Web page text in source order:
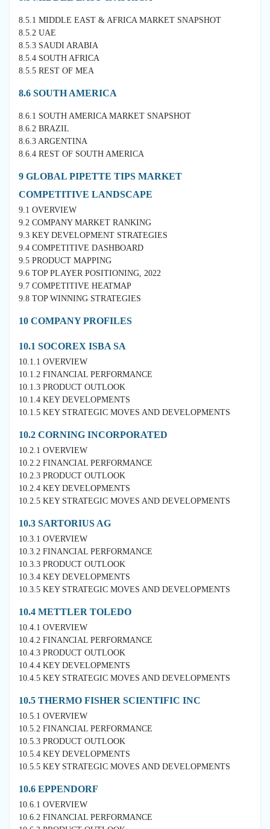
8.5.1 MIDDLE EAST & AFRICA MARKET SNAPSHOT
8.5.2 UAE
8.5.3 SAUDI ARABIA
8.5.4 SOUTH AFRICA
8.5.5 REST OF MEA
8.6 SOUTH AMERICA
8.6.1 SOUTH AMERICA MARKET SNAPSHOT
8.6.2 BRAZIL
8.6.3 ARGENTINA
8.6.4 REST OF SOUTH AMERICA
9 GLOBAL PIPETTE TIPS MARKET
COMPETITIVE LANDSCAPE
9.1 OVERVIEW
9.2 COMPANY MARKET RANKING
9.3 KEY DEVELOPMENT STRATEGIES
9.4 COMPETITIVE DASHBOARD
9.5 PRODUCT MAPPING
9.6 TOP PLAYER POSITIONING, 2022
9.7 COMPETITIVE HEATMAP
9.8 TOP WINNING STRATEGIES
10 COMPANY PROFILES
10.1 SOCOREX ISBA SA
10.1.1 OVERVIEW
10.1.2 FINANCIAL PERFORMANCE
10.1.3 PRODUCT OUTLOOK
10.1.4 KEY DEVELOPMENTS
10.1.5 KEY STRATEGIC MOVES AND DEVELOPMENTS
10.2 CORNING INCORPORATED
10.2.1 OVERVIEW
10.2.2 FINANCIAL PERFORMANCE
10.2.3 PRODUCT OUTLOOK
10.2.4 KEY DEVELOPMENTS
10.2.5 KEY STRATEGIC MOVES AND DEVELOPMENTS
10.3 SARTORIUS AG
10.3.1 OVERVIEW
10.3.2 FINANCIAL PERFORMANCE
10.3.3 PRODUCT OUTLOOK
10.3.4 KEY DEVELOPMENTS
10.3.5 KEY STRATEGIC MOVES AND DEVELOPMENTS
10.4 METTLER TOLEDO
10.4.1 OVERVIEW
10.4.2 FINANCIAL PERFORMANCE
10.4.3 PRODUCT OUTLOOK
10.4.4 KEY DEVELOPMENTS
10.4.5 KEY STRATEGIC MOVES AND DEVELOPMENTS
10.5 THERMO FISHER SCIENTIFIC INC
10.5.1 OVERVIEW
10.5.2 FINANCIAL PERFORMANCE
10.5.3 PRODUCT OUTLOOK
10.5.4 KEY DEVELOPMENTS
10.5.5 KEY STRATEGIC MOVES AND DEVELOPMENTS
10.6 EPPENDORF
10.6.1 OVERVIEW
10.6.2 FINANCIAL PERFORMANCE